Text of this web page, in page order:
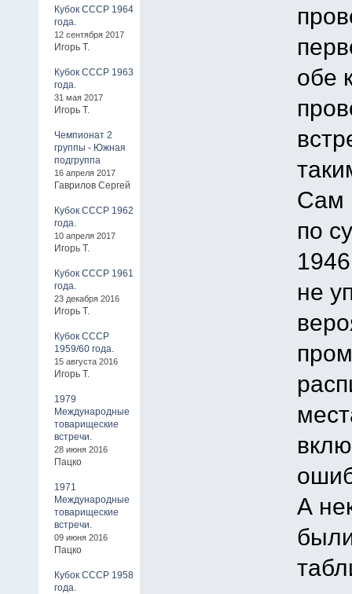
Кубок СССР 1964
года.
12 сентября 2017
Игорь Т.
Кубок СССР 1963
года.
31 мая 2017
Игорь Т.
Чемпионат 2
группы - Южная
подгруппа
16 апреля 2017
Гаврилов Сергей
Кубок СССР 1962
года.
10 апреля 2017
Игорь Т.
Кубок СССР 1961
года.
23 декабря 2016
Игорь Т.
Кубок СССР
1959/60 года.
15 августа 2016
Игорь Т.
1979
Международные
товарищеские
встречи.
28 июня 2016
Пацко
1971
Международные
товарищеские
встречи.
09 июня 2016
Пацко
Кубок СССР 1958
года.
обе
Сам
по
не
А